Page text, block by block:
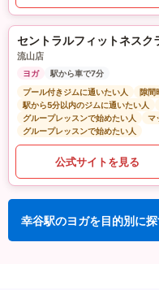
セントラルフィットネスク
流山店
ヨガ
駅から車で7分
プール付きジムに通いたい人
隙間
駅から5分以内のジムに通いたい人
グループレッスンで始めたい人
マ
グループレッスンで始めたい人
公式サイトを見る
幸谷駅のヨガを目的別に